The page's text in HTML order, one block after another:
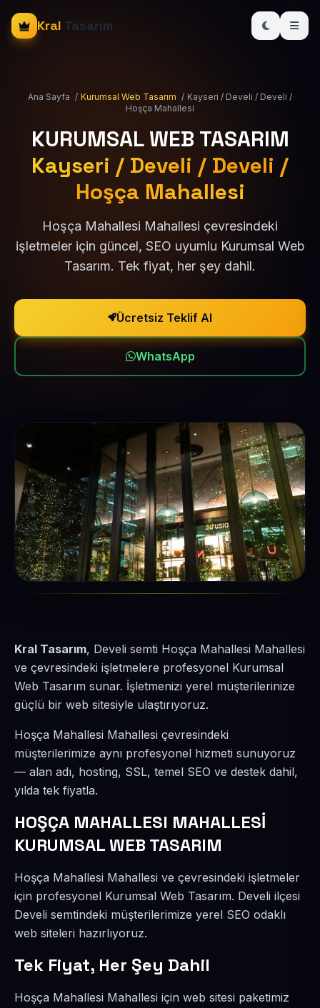
Kral Tasarım
Ana Sayfa / Kurumsal Web Tasarım / Kayseri / Develi / Develi /
Hoşça Mahallesi
KURUMSAL WEB TASARIM
Kayseri / Develi / Develi /
Hoşça Mahallesi
Hoşça Mahallesi Mahallesi çevresindeki
işletmeler için güncel, SEO uyumlu Kurumsal Web
Tasarım. Tek fiyat, her şey dahil.
Ücretsiz Teklif Al
WhatsApp
Kral Tasarım, Develi semti Hoşça Mahallesi Mahallesi
ve çevresindeki işletmelere profesyonel Kurumsal
Web Tasarım sunar. İşletmenizi yerel müşterilerinize
güçlü bir web sitesiyle ulaştırıyoruz.
Hoşça Mahallesi Mahallesi çevresindeki
müşterilerimize aynı profesyonel hizmeti sunuyoruz
— alan adı, hosting, SSL, temel SEO ve destek dahil,
yılda tek fiyatla.
HOŞÇA MAHALLESI MAHALLESİ
KURUMSAL WEB TASARIM
Hoşça Mahallesi Mahallesi ve çevresindeki işletmeler
için profesyonel Kurumsal Web Tasarım. Develi ilçesi
Develi semtindeki müşterilerimize yerel SEO odaklı
web siteleri hazırlıyoruz.
Tek Fiyat, Her Şey Dahil
Hoşça Mahallesi Mahallesi için web sitesi paketimiz